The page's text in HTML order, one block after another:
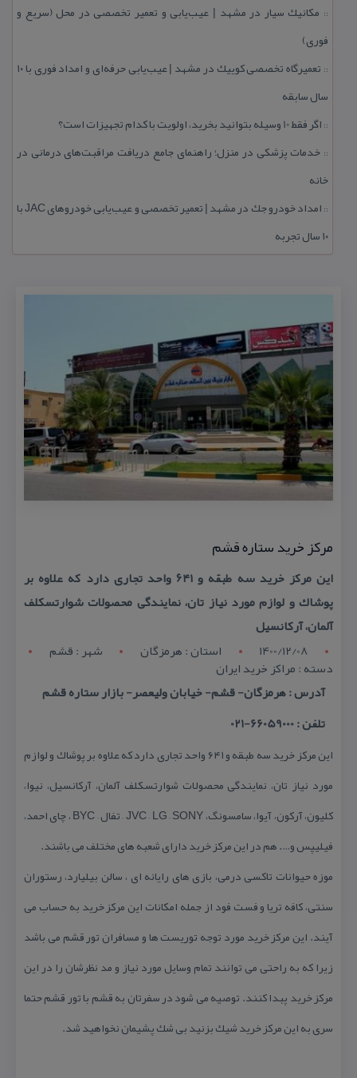
:: مكانیك سیار در مشهد | عیب‌یابی و تعمیر تخصصی در محل (سریع و
فوری)
::
تعمیرگاه تخصصی كوییك در مشهد | عیب‌یابی حرفه‌ای و امداد فوری با ۱۰
سال سابقه
:: اگر فقط 10 وسیله بتوانید بخرید، اولویت با كدام تجهیزات است؟
:: خدمات پزشكی در منزل؛ راهنمای جامع دریافت مراقبت‌های درمانی در
خانه
::
امداد خودرو جك در مشهد | تعمیر تخصصی و عیب‌یابی خودروهای JAC با
۱۰ سال تجربه
مركز خرید ستاره قشم
این مركز خرید سه طبقه و ۶۴۱ واحد تجاری دارد كه علاوه بر
پوشاك و لوازم مورد نیاز تان، نمایندگی محصولات شوارتسكلف
آلمان، آركانسیل
1400/12/08
استان : هرمزگان شهر : قشم
دسته : مراكز خرید ایران
آدرس : هرمزگان- قشم- خیابان ولیعصر- بازار ستاره قشم
تلفن : 66059000-021
این مركز خرید سه طبقه و ۶۴۱ واحد تجاری دارد كه علاوه بر پوشاك و لوازم
مورد نیاز تان، نمایندگی محصولات شوارتسكلف آلمان، آركانسیل، نیوا،
كلیون، آركون، آیوا، سامسونگ، JVC – LG – SONY – تفال – BYC ، چای احمد،
فیلیپس و…. هم در این مركز خرید دارای شعبه های مختلف می باشند.
موزه حیوانات تاكسی درمی، بازی های رایانه ای ، سالن بیلیارد، رستوران
سنتی، كافه تریا و فست فود از جمله امكانات این مركز خرید به حساب می
آیند. این مركز خرید مورد توجه توریست ها و مسافران تور قشم می باشد
زیرا كه به راحتی می توانند تمام وسایل مورد نیاز و مد نظرشان را در این
مركز خرید پبدا كنند. توصیه می شود در سفرتان به قشم با تور قشم حتما
سری به این مركز خرید شیك بزنید بی شك پشیمان نخواهید شد.